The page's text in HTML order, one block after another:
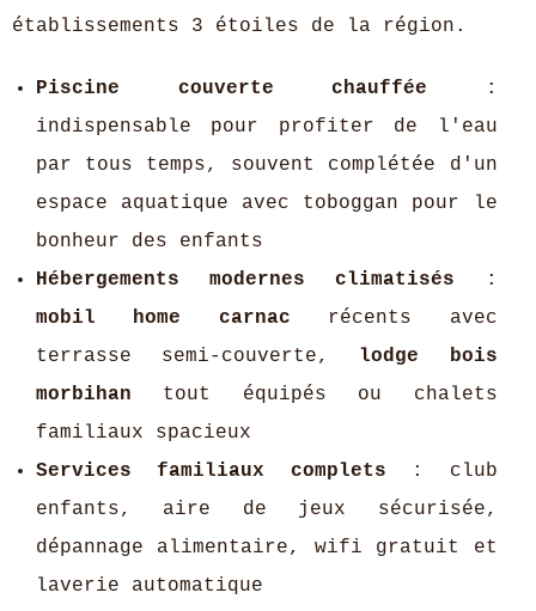
établissements 3 étoiles de la région.
Piscine couverte chauffée :
indispensable pour profiter de l'eau
par tous temps, souvent complétée d'un
espace aquatique avec toboggan pour le
bonheur des enfants
Hébergements modernes climatisés :
mobil home carnac récents avec
terrasse semi-couverte, lodge bois
morbihan tout équipés ou chalets
familiaux spacieux
Services familiaux complets : club
enfants, aire de jeux sécurisée,
dépannage alimentaire, wifi gratuit et
laverie automatique